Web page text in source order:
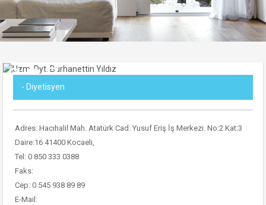
- Diyetisyen
Adres: Hacıhalil Mah. Atatürk Cad. Yusuf Eriş İş Merkezi. No:2 Kat:3
Daire:16 41400 Kocaeli,
Tel: 0 850 333 0388
Faks:
Cep: 0 545 938 89 89
E-Mail: